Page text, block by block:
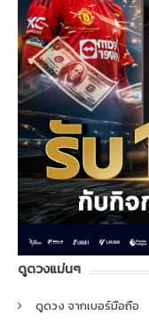
ดูดวงแม่นๆ
ดูดวง จากเบอร์มือถือ